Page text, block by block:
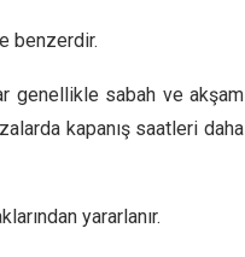
benzerdir.
genellikle sabah ve akşam
kapanış saatleri daha
yararlanır.